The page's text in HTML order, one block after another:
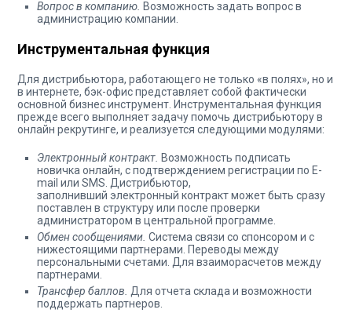
Вопрос в компанию. Возможность задать вопрос в
администрацию компании.
Инструментальная функция
Для дистрибьютора, работающего не только «в полях», но и
в интернете, бэк-офис представляет собой фактически
основной бизнес инструмент. Инструментальная функция
прежде всего выполняет задачу помочь дистрибьютору в
онлайн рекрутинге, и реализуется следующими модулями:
Электронный контракт. Возможность подписать
новичка онлайн, с подтверждением регистрации по E-
mail или SMS. Дистрибьютор,
заполнивший электронный контракт может быть сразу
поставлен в структуру или после проверки
администратором в центральной программе.
Обмен сообщениями. Система связи со спонсором и с
нижестоящими партнерами. Переводы между
персональными счетами. Для взаиморасчетов между
партнерами.
Трансфер баллов. Для отчета склада и возможности
поддержать партнеров.